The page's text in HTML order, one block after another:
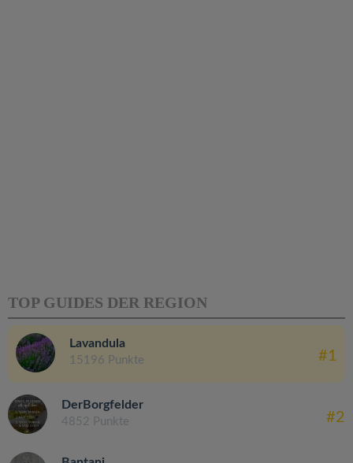
TOP GUIDES DER REGION
Lavandula
15196 Punkte #1
DerBorgfelder
4852 Punkte #2